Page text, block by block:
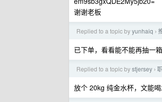
谢谢老板
Replied to a topic byyunhaiq ›
已下单，看看能不能再抽一箱
Replied to a topic bystjersey ›
放个 20kg 纯金水杯，文能